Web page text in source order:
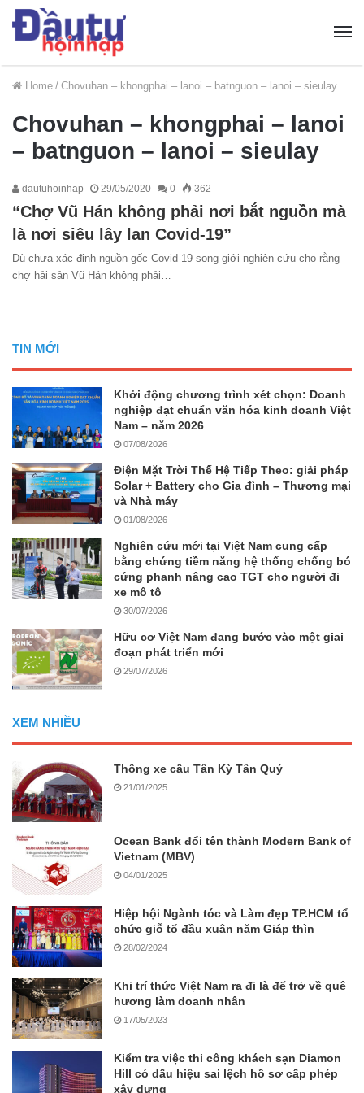
Home / Chovuhan – khongphai – lanoi – batnguon – lanoi – sieulay
Chovuhan – khongphai – lanoi
– batnguon – lanoi – sieulay
dautuhoinhap 29/05/2020 0 362
“Chợ Vũ Hán không phải nơi bắt nguồn mà
là nơi siêu lây lan Covid-19”
Dù chưa xác định nguồn gốc Covid-19 song giới nghiên cứu cho rằng
chợ hải sản Vũ Hán không phải…
TIN MỚI
Khởi động chương trình xét chọn: Doanh
nghiệp đạt chuẩn văn hóa kinh doanh Việt
Nam – năm 2026
07/08/2026
Điện Mặt Trời Thế Hệ Tiếp Theo: giải pháp
Solar + Battery cho Gia đình – Thương mại
và Nhà máy
01/08/2026
Nghiên cứu mới tại Việt Nam cung cấp
bằng chứng tiềm năng hệ thống chống bó
cứng phanh nâng cao TGT cho người đi
xe mô tô
30/07/2026
Hữu cơ Việt Nam đang bước vào một giai
đoạn phát triển mới
29/07/2026
XEM NHIỀU
Thông xe cầu Tân Kỳ Tân Quý
21/01/2025
Ocean Bank đổi tên thành Modern Bank of
Vietnam (MBV)
04/01/2025
Hiệp hội Ngành tóc và Làm đẹp TP.HCM tổ
chức giỗ tổ đầu xuân năm Giáp thìn
28/02/2024
Khi trí thức Việt Nam ra đi là để trở về quê
hương làm doanh nhân
17/05/2023
Kiểm tra việc thi công khách sạn Diamon
Hill có dấu hiệu sai lệch hồ sơ cấp phép
xây dựng